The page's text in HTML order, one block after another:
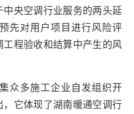
央空调行业服务的两头延
先对用户项目进行风险评
程验收和结算中产生的风
众多施工企业自发组织开
它体现了湖南暖通空调行